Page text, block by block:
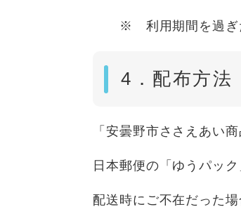
※ 利用期間を過ぎた
4．配布方法
「安曇野市ささえあい
日本郵便の「ゆうパッ
配送時にご不在だった